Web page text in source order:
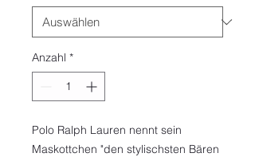
Anzahl *
Polo Ralph Lauren nennt sein
Maskottchen "den stylischsten Bären